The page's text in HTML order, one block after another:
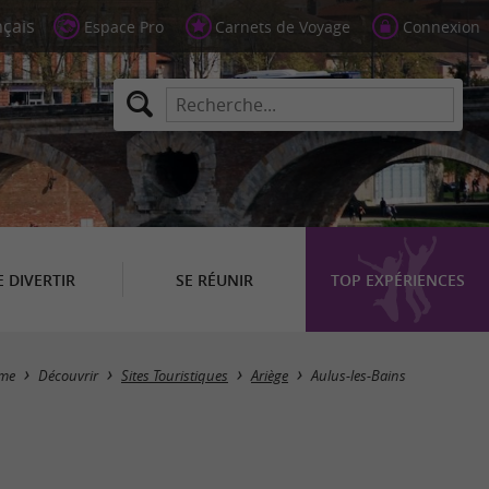
Espace Pro Carnets de Voyage Connexion
DIVERTIR SE RÉUNIR TOP EXPÉRIENCES
Masquer la carte
Découvrir Sites Touristiques Ariège Aulus-les-Bains